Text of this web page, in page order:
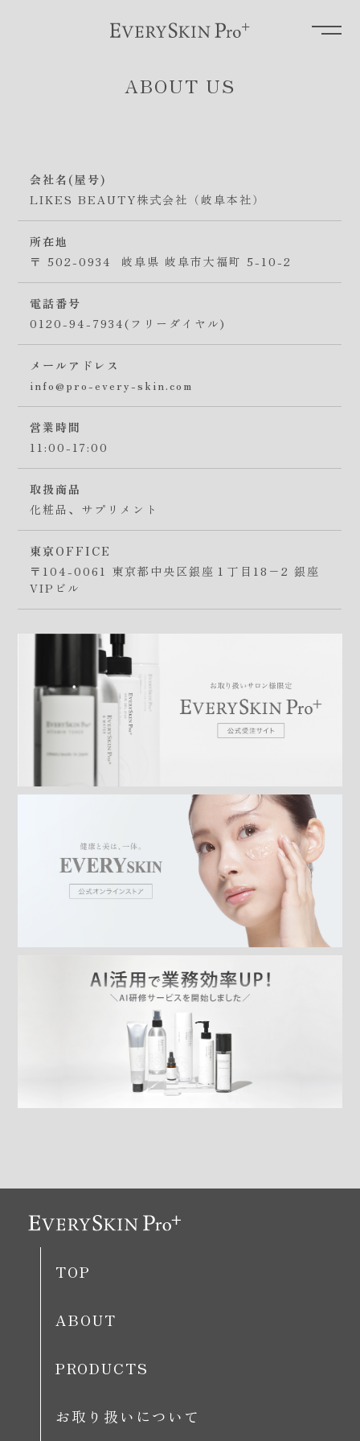
ABOUT US
会社名(屋号)
LIKES BEAUTY株式会社（岐阜本社）
所在地
〒 502-0934 岐阜県 岐阜市大福町 5-10-2
電話番号
0120-94-7934(フリーダイヤル)
メールアドレス
info@pro-every-skin.com
営業時間
11:00-17:00
取扱商品
化粧品、サプリメント
東京OFFICE
〒104-0061 東京都中央区銀座１丁目18−2 銀座
VIPビル
TOP
ABOUT
PRODUCTS
お取り扱いについて